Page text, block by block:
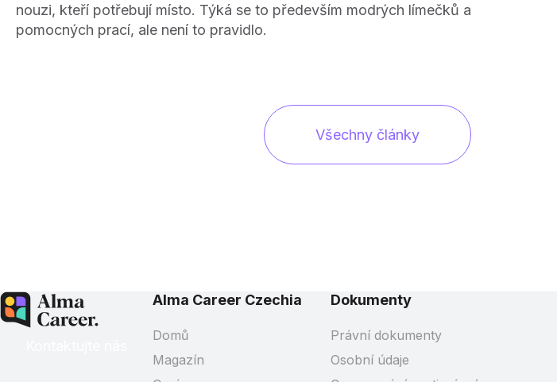
nouzi, kteří potřebují místo. Týká se to především modrých límečků a
pomocných prací, ale není to pravidlo.
Všechny články
Alma Career Czechia
Domů
Magazín
Dokumenty
Právní dokumenty
Osobní údaje